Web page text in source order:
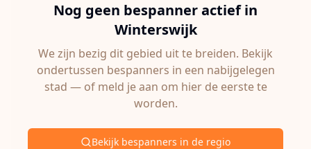
Nog geen bespanner actief in
Winterswijk
We zijn bezig dit gebied uit te breiden. Bekijk
ondertussen bespanners in een nabijgelegen
stad — of meld je aan om hier de eerste te
worden.
Bekijk bespanners in de regio